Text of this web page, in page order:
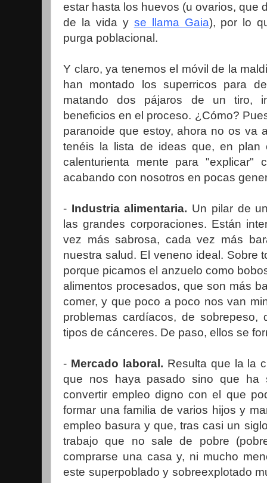
estar hasta los huevos (u ovarios, que
de la vida y se llama Gaia), por lo
purga poblacional.
Y claro, ya tenemos el móvil de la
han montado los superricos para
matando dos pájaros de un tiro,
beneficios en el proceso. ¿Cómo?
paranoide que estoy, ahora no os va
tenéis la lista de ideas que, en plan
calenturienta mente para "explicar"
acabando con nosotros en pocas
- Industria alimentaria. Un pilar de
las grandes corporaciones. Están
vez más sabrosa, cada vez más
nuestra salud. El veneno ideal. Sobre
porque picamos el anzuelo como
alimentos procesados, que son más
comer, y que poco a poco nos van
problemas cardíacos, de sobrepeso,
tipos de cánceres. De paso, ellos se
- Mercado laboral. Resulta que la la
que nos haya pasado sino que ha
convertir empleo digno con el que
formar una familia de varios hijos y
empleo basura y que, tras casi un
trabajo que no sale de pobre
comprarse una casa y, ni mucho
este superpoblado y sobreexplotado